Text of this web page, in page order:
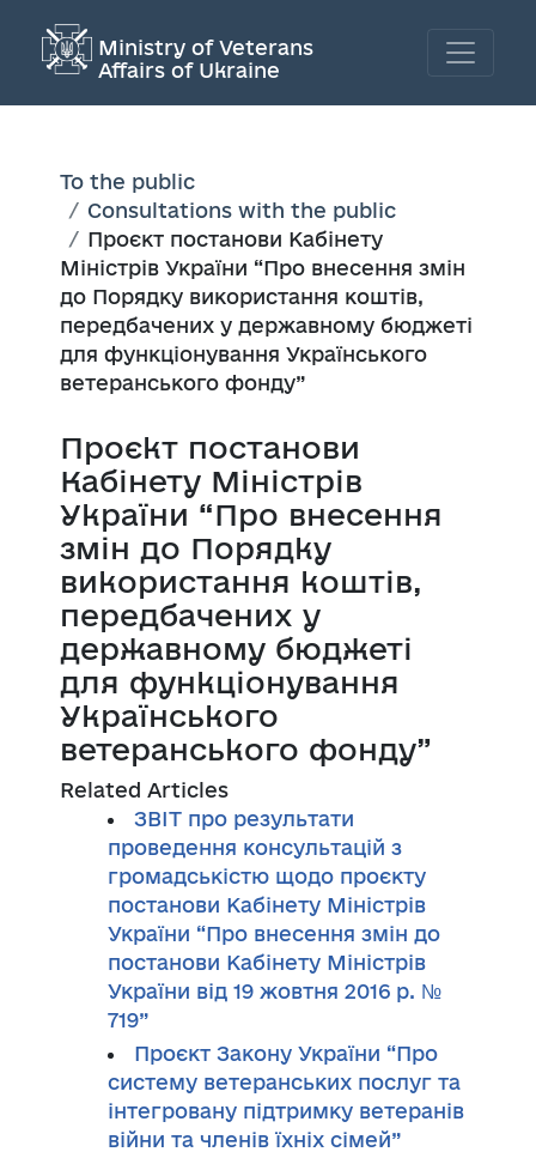
Ministry of Veterans
Affairs of Ukraine
To the public
Consultations with the public
Проєкт постанови Кабінету
Міністрів України “Про внесення змін
до Порядку використання коштів,
передбачених у державному бюджеті
для функціонування Українського
ветеранського фонду”
Проєкт постанови
Кабінету Міністрів
України “Про внесення
змін до Порядку
використання коштів,
передбачених у
державному бюджеті
для функціонування
Українського
ветеранського фонду”
Related Articles
ЗВІТ про результати
проведення консультацій з
громадськістю щодо проєкту
постанови Кабінету Міністрів
України “Про внесення змін до
постанови Кабінету Міністрів
України від 19 жовтня 2016 р. №
719”
Проєкт Закону України “Про
систему ветеранських послуг та
інтегровану підтримку ветеранів
війни та членів їхніх сімей”